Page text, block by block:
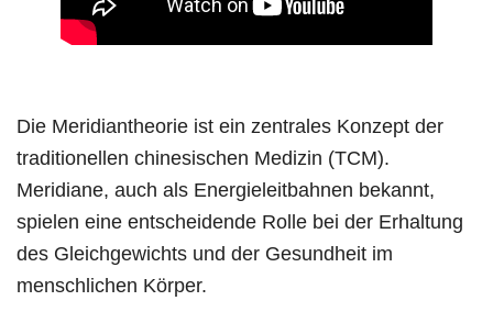
Die Meridiantheorie ist ein zentrales Konzept der
traditionellen chinesischen Medizin (TCM).
Meridiane, auch als Energieleitbahnen bekannt,
spielen eine entscheidende Rolle bei der Erhaltung
des Gleichgewichts und der Gesundheit im
menschlichen Körper.